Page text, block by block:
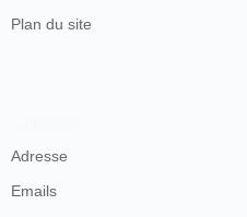
Plan du site
Adresse
Emails